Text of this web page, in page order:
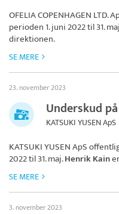
OFELIA COPENHAGEN LTD.
perioden 1. juni 2022 til 31.
direktionen.
SE MERE
23. november 2023
Underskud
KATSUKI YUSEN ApS
KATSUKI YUSEN ApS
2022 til 31. maj.Henrik Kain
SE MERE
3. november 2023